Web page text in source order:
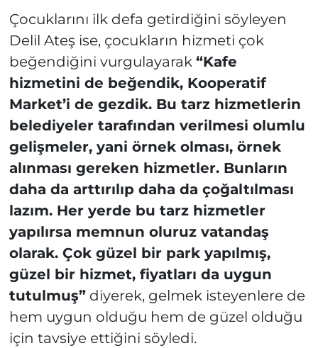
Çocuklarını ilk defa getirdiğini söyleyen
Delil Ateş ise, çocukların hizmeti çok
beğendiğini vurgulayarak “Kafe
hizmetini de beğendik, Kooperatif
Market’i de gezdik. Bu tarz hizmetlerin
belediyeler tarafından verilmesi olumlu
gelişmeler, yani örnek olması, örnek
alınması gereken hizmetler. Bunların
daha da arttırılıp daha da çoğaltılması
lazım. Her yerde bu tarz hizmetler
yapılırsa memnun oluruz vatandaş
olarak. Çok güzel bir park yapılmış,
güzel bir hizmet, fiyatları da uygun
tutulmuş”diyerek, gelmek isteyenlere de
hem uygun olduğu hem de güzel olduğu
için tavsiye ettiğini söyledi.